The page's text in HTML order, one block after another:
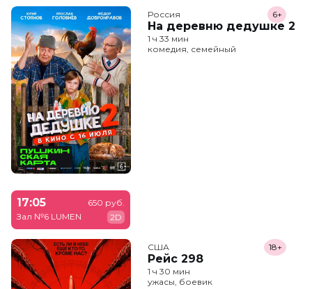
Россия
На деревню дедушке 2
6+
1 ч 33 мин
комедия, семейный
17:05
Зал №6 LUMEN
650 руб.
2D
США
Рейс 298
18+
1 ч 30 мин
ужасы, боевик